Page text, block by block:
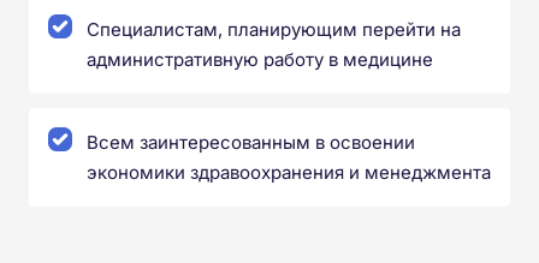
Специалистам, планирующим перейти на
административную работу в медицине
Всем заинтересованным в освоении
экономики здравоохранения и менеджмента